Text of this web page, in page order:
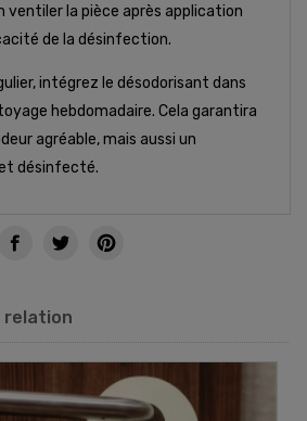
ventiler la pièce après application
de la désinfection.
intégrez le désodorisant dans
hebdomadaire. Cela garantira
agréable, mais aussi un
désinfecté.
relation